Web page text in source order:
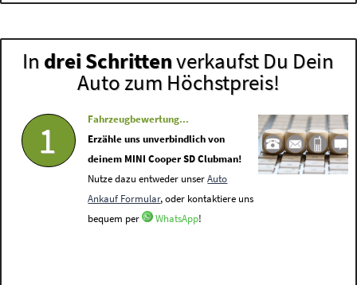
In drei Schrittenverkaufst Du Dein
Auto zum Höchstpreis!
1
Fahrzeugbewertung...
Erzähle uns unverbindlich von
deinem MINI Cooper SD Clubman!
Nutze dazu entweder unserAuto
Ankauf Formular, oder kontaktiere uns
bequem per
WhatsApp!